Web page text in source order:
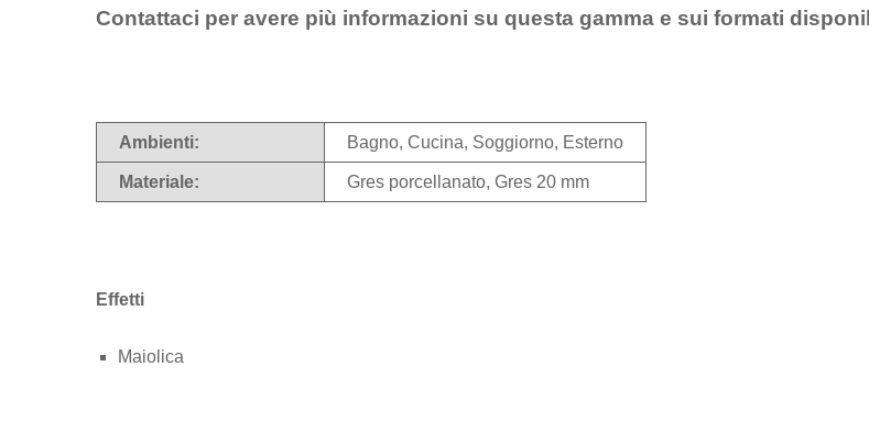
Contattaci per avere più informazioni su questa gamma e sui formati
Ambienti: Bagno, Cucina, Soggiorno, Esterno
Materiale: Gres porcellanato, Gres 20 mm
Effetti
Maiolica